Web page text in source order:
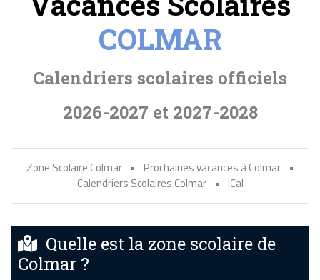
COLMAR
Calendriers scolaires officiels
2026-2027 et 2027-2028
Zone Scolaire Colmar • Prochaines vacances à Colmar •
Calendriers Scolaires Colmar • iCal
Quelle est la zone scolaire de
Colmar ?